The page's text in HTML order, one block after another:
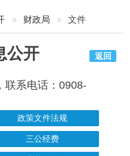
返回
电话：0908-
三公经费
政府基金目录
财政收支
行政执法